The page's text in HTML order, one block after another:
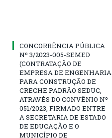
CONCORRÊNCIA PÚBLICA
Nº 3/2023-005-SEMED
(CONTRATAÇÃO DE
EMPRESA DE ENGENHARIA
PARA CONSTRUÇÃO DE
CRECHE PADRÃO SEDUC,
ATRAVÉS DO CONVÊNIO Nº
051/2023, FIRMADO ENTRE
A SECRETARIA DE ESTADO
DE EDUCAÇÃO E O
MUNICÍPIO DE